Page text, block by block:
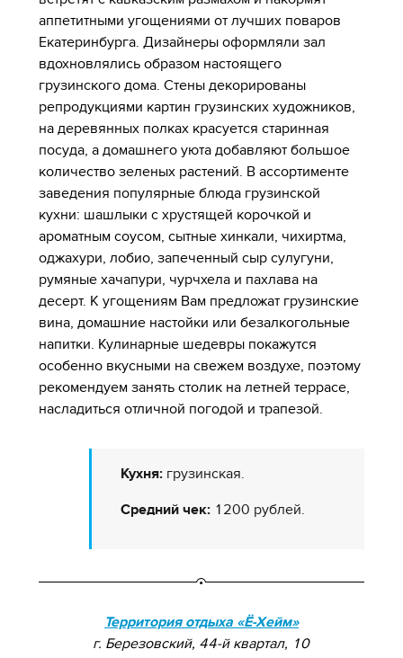
аппетитными угощениями от лучших поваров
Екатеринбурга. Дизайнеры оформляли зал
вдохновлялись образом настоящего
грузинского дома. Стены декорированы
репродукциями картин грузинских художников,
на деревянных полках красуется старинная
посуда, а домашнего уюта добавляют большое
количество зеленых растений. В ассортименте
заведения популярные блюда грузинской
кухни: шашлыки с хрустящей корочкой и
ароматным соусом, сытные хинкали, чихиртма,
оджахури, лобио, запеченный сыр сулугуни,
румяные хачапури, чурчхела и пахлава на
десерт. К угощениям Вам предложат грузинские
вина, домашние настойки или безалкогольные
напитки. Кулинарные шедевры покажутся
особенно вкусными на свежем воздухе, поэтому
рекомендуем занять столик на летней террасе,
насладиться отличной погодой и трапезой.
Кухня: грузинская.
Средний чек: 1200 рублей.
Территория отдыха «Ё-Хейм»
г. Березовский, 44-й квартал, 10